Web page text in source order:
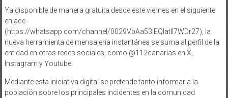
Ya disponible de manera gratuita desde este viernes en el siguiente
enlace
(https://whatsapp.com/channel/0029VbAa53IEQIatIl7WDr27), la
nueva herramienta de mensajería instantánea se suma al perfil de la
entidad en otras redes sociales, como @112canarias en X,
Instagram y Youtube.
Mediante esta iniciativa digital se pretende tanto informar a la
población sobre los principales incidentes en la comunidad